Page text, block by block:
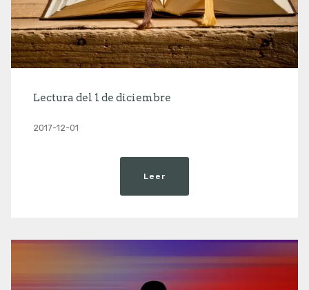
Lectura del 1 de diciembre
2017-12-01
Leer